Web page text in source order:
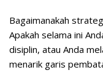
Bagaimanakah
Apakah selama ini
disiplin, atau Anda
menarik garis